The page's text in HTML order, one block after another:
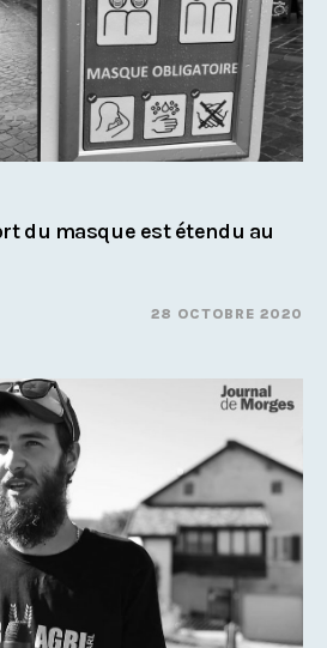
du masque est étendu au
28 OCTOBRE 2020